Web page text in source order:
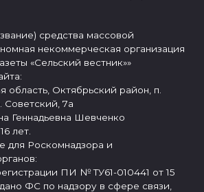
средства массовой
некоммерческая организация
«Сельский вестник»»
область, Октябрьский район, п.
Советский, 7а
Геннадьевна Шевченко
лет.
для Роскомнадзора и
ПИ № ТУ61-010441 от 15
ФС по надзору в сфере связи,